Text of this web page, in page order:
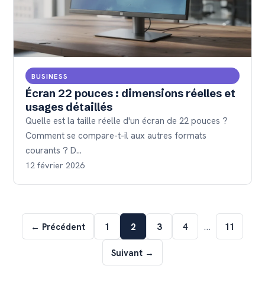
BUSINESS
Écran 22 pouces : dimensions réelles et
usages détaillés
Quelle est la taille réelle d'un écran de 22 pouces ?
Comment se compare-t-il aux autres formats
courants ? D…
12 février 2026
← Précédent 1 2 3 4 … 11
Suivant →